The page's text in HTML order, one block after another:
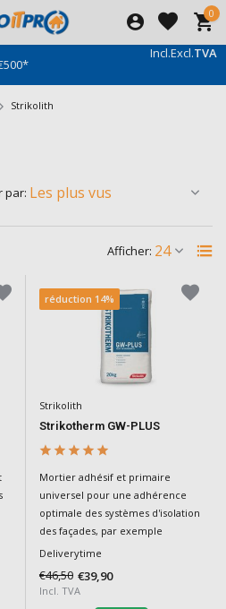
0
Incl.Excl.TVA
Strikolith
Afficher:
par:
réduction 14%
Strikolith
Strikotherm GW-PLUS
Mortier adhésif et primaire
universel pour une adhérence
optimale des systèmes d'isolation
des façades, par exemple
Deliverytime
€46,50 €39,90
Incl. TVA